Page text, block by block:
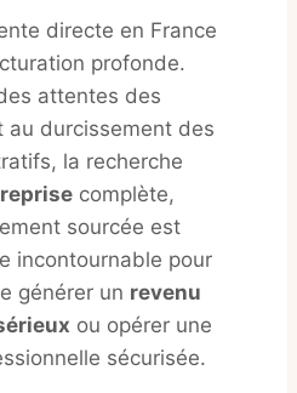
directe en France
profonde.
attentes des
au durcissement des
la recherche
complète,
sourcée est
incontournable pour
générer un revenu
ou opérer une
sécurisée.